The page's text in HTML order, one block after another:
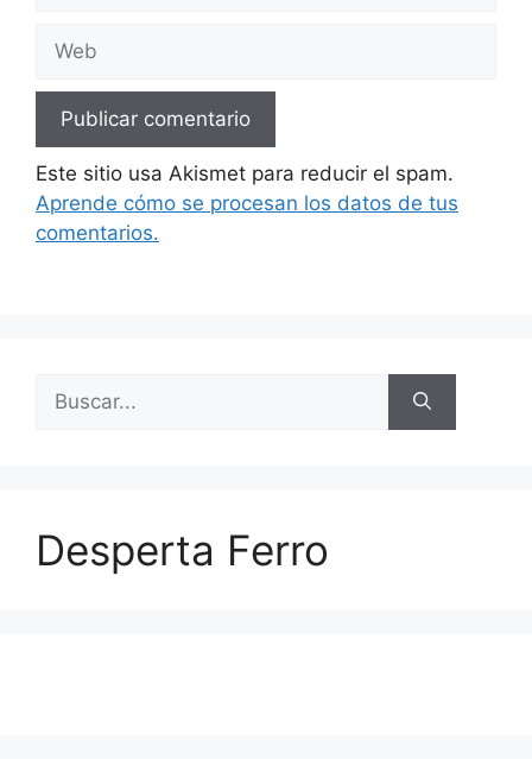
Web
Este sitio usa Akismet para reducir el spam.
Aprende cómo se procesan los datos de tus
comentarios.
Desperta Ferro